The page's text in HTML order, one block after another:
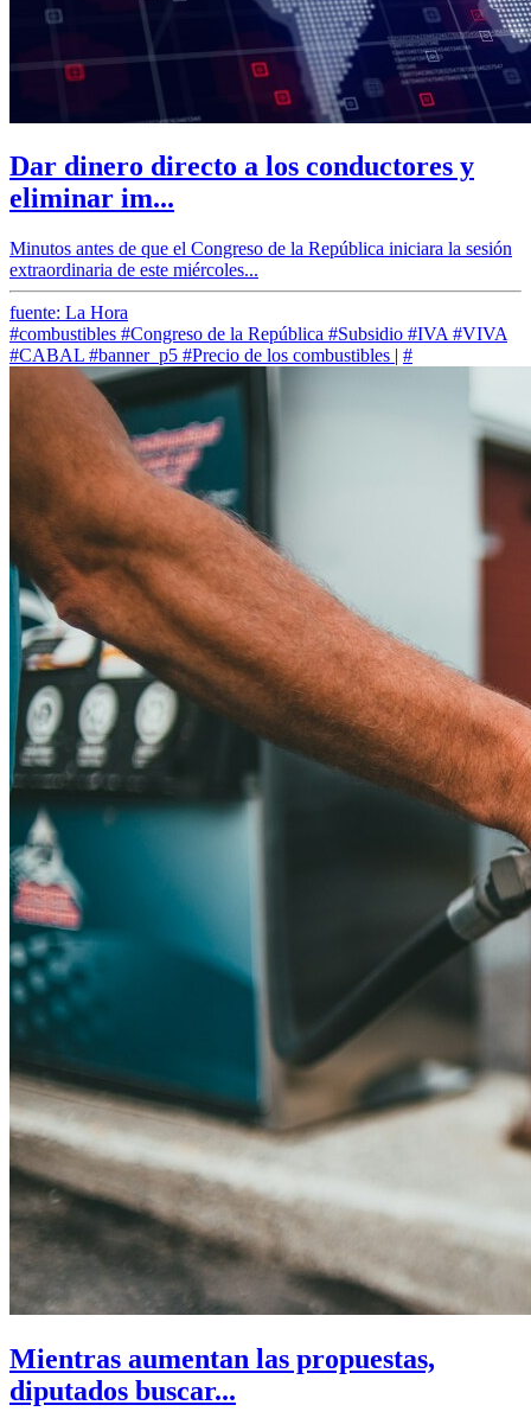
Dar dinero directo a los conductores y
eliminar im...
Minutos antes de que el Congreso de la República iniciara la sesión
extraordinaria de este miércoles...
fuente: La Hora
#combustibles #Congreso de la República #Subsidio #IVA #VIVA
#CABAL #banner_p5 #Precio de los combustibles | #
Mientras aumentan las propuestas,
diputados buscar...